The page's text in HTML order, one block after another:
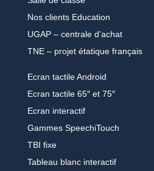
Nos clients Education
UGAP – centrale d’achat
TNE – projet étatique français
Ecran tactile Android
Ecran tactile 65″ et 75″
Ecran interactif
Gammes SpeechiTouch
TBI fixe
Tableau blanc interactif